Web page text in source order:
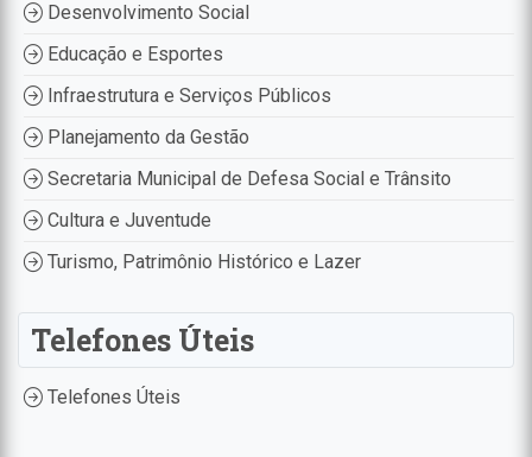
Desenvolvimento Social
Educação e Esportes
Infraestrutura e Serviços Públicos
Planejamento da Gestão
Secretaria Municipal de Defesa Social e Trânsito
Cultura e Juventude
Turismo, Patrimônio Histórico e Lazer
Telefones Úteis
Telefones Úteis